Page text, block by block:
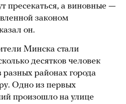
пресекаться, а виновные —
законом
он.
Минска стали
десятков человек
разных районах города
Одно из первых
произошло на улице